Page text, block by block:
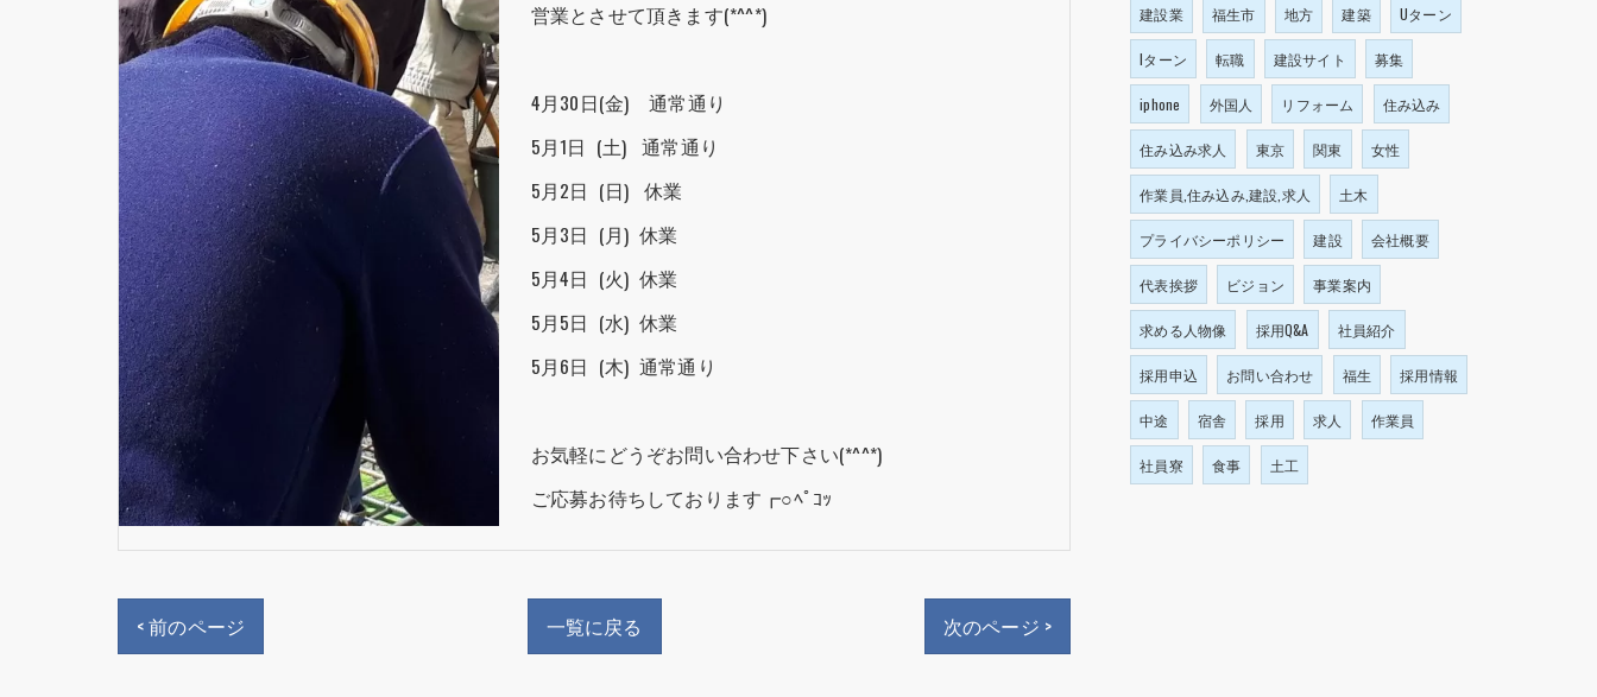
営業とさせて頂きます(*^^*)
4月30日(金) 通常通り
5月1日 (土) 通常通り
5月2日 (日) 休業
5月3日 (月) 休業
5月4日 (火) 休業
5月5日 (水) 休業
5月6日 (木) 通常通り
お気軽にどうぞお問い合わせ下さい(*^^*)
ご応募お待ちしております┏○ﾍﾟｺｯ
< 前のページ 一覧に戻る 次のページ >
建設業 福生市 地方 建築 Uターン
Iターン 転職 建設サイト 募集
iphone 外国人 リフォーム 住み込み
住み込み求人 東京 関東 女性
作業員,住み込み,建設,求人 土木
プライバシーポリシー 建設 会社概要
代表挨拶 ビジョン 事業案内
求める人物像 採用Q&A 社員紹介
採用申込 お問い合わせ 福生 採用情報
中途 宿舎 採用 求人 作業員
社員寮 食事 土工